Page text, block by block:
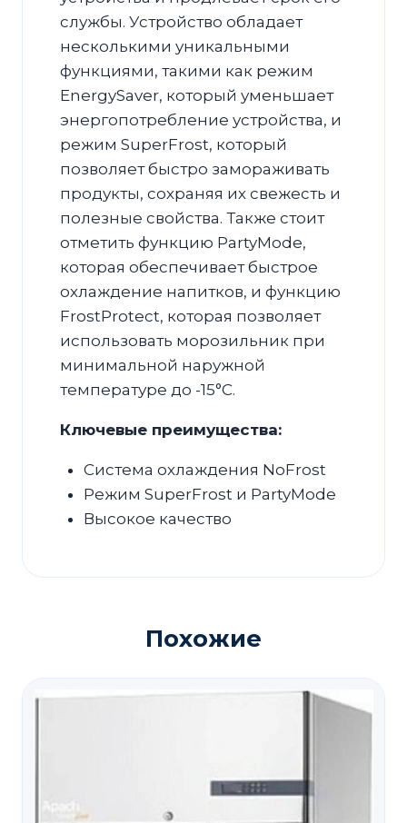
службы. Устройство обладает
несколькими уникальными
функциями, такими как режим
EnergySaver, который уменьшает
энергопотребление устройства, и
режим SuperFrost, который
позволяет быстро замораживать
продукты, сохраняя их свежесть и
полезные свойства. Также стоит
отметить функцию PartyMode,
которая обеспечивает быстрое
охлаждение напитков, и функцию
FrostProtect, которая позволяет
использовать морозильник при
минимальной наружной
температуре до -15°C.
Ключевые преимущества:
Система охлаждения NoFrost
Режим SuperFrost и PartyMode
Высокое качество
Похожие